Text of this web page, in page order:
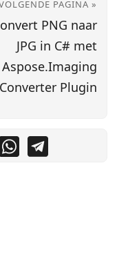
PAGINA »
PNG naar
JPG in C# met
Aspose.Imaging
Converter Plugin